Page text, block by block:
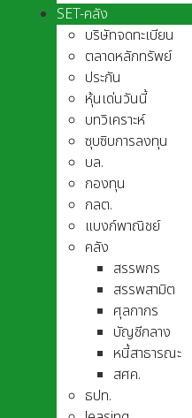
SET-คลัง
บริษัทจดทะเบียน
ตลาดหลักทรัพย์
ประกัน
หุ้นเด่นวันนี้
บทวิเคราะห์
ซุบซิบการลงทุน
บล.
กองทุน
กลต.
แบงก์พาณิชย์
คลัง
สรรพกร
สรรพสามิต
ศุลกากร
บัญชีกลาง
หนี้สาธารณะ
สศค.
ธปท.